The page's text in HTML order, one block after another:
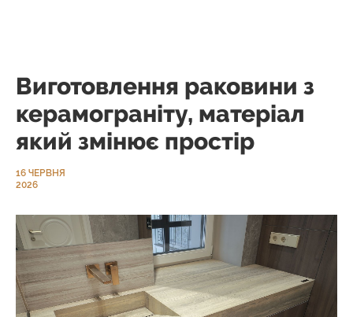
Виготовлення раковини з
керамограніту, матеріал
який змінює простір
16 ЧЕРВНЯ
2026